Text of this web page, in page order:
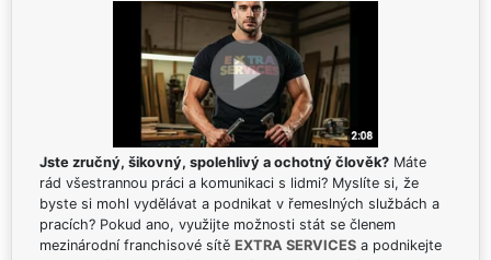
Jste zručný, šikovný, spolehlivý a ochotný člověk? Máte
rád všestrannou práci a komunikaci s lidmi? Myslíte si, že
byste si mohl vydělávat a podnikat v řemeslných službách a
pracích? Pokud ano, využijte možnosti stát se členem
mezinárodní franchisové sítě EXTRA SERVICES a podnikejte